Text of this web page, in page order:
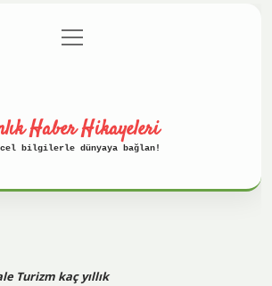
Gizlilik Politikası
menüyü
aç
Haber Hikayeleri
bilgilerle dünyaya bağlan!
Turizm kaç yıllık